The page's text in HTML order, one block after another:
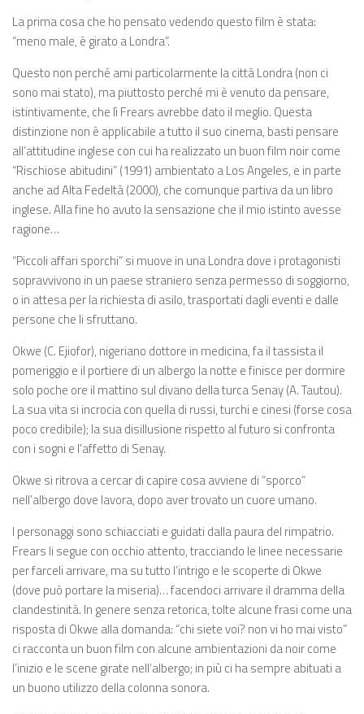
La prima cosa che ho pensato vedendo questo film è stata:
“meno male, è girato a Londra”.
Questo non perché ami particolarmente la città Londra (non ci
sono mai stato), ma piuttosto perché mi è venuto da pensare,
istintivamente, che lì Frears avrebbe dato il meglio. Questa
distinzione non è applicabile a tutto il suo cinema, basti pensare
all’attitudine inglese con cui ha realizzato un buon film noir come
“Rischiose abitudini” (1991) ambientato a Los Angeles, e in parte
anche ad Alta Fedeltà (2000), che comunque partiva da un libro
inglese. Alla fine ho avuto la sensazione che il mio istinto avesse
ragione…
“Piccoli affari sporchi” si muove in una Londra dove i protagonisti
sopravvivono in un paese straniero senza permesso di soggiorno,
o in attesa per la richiesta di asilo, trasportati dagli eventi e dalle
persone che li sfruttano.
Okwe (C. Ejiofor), nigeriano dottore in medicina, fa il tassista il
pomeriggio e il portiere di un albergo la notte e finisce per dormire
solo poche ore il mattino sul divano della turca Senay (A. Tautou).
La sua vita si incrocia con quella di russi, turchi e cinesi (forse cosa
poco credibile); la sua disillusione rispetto al futuro si confronta
con i sogni e l’affetto di Senay.
Okwe si ritrova a cercar di capire cosa avviene di “sporco”
nell’albergo dove lavora, dopo aver trovato un cuore umano.
I personaggi sono schiacciati e guidati dalla paura del rimpatrio.
Frears li segue con occhio attento, tracciando le linee necessarie
per farceli arrivare, ma su tutto l’intrigo e le scoperte di Okwe
(dove può portare la miseria)… facendoci arrivare il dramma della
clandestinità. In genere senza retorica, tolte alcune frasi come una
risposta di Okwe alla domanda: “chi siete voi? non vi ho mai visto”
ci racconta un buon film con alcune ambientazioni da noir come
l’inizio e le scene girate nell’albergo; in più ci ha sempre abituati a
un buono utilizzo della colonna sonora.